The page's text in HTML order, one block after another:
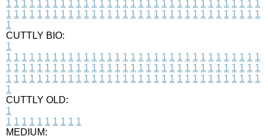
1 1 1 1 1 1 1 1 1 1 1 1 1 1 1 1 1 1 1 1 1 1 1 1 1 1 1 1 1 1 1 1 1
1 1 1 1 1 1 1 1 1 1 1 1 1 1 1 1 1 1 1 1 1 1 1 1 1 1 1 1 1 1 1 1 1
1
CUTTLY BIO:
1
1 1 1 1 1 1 1 1 1 1 1 1 1 1 1 1 1 1 1 1 1 1 1 1 1 1 1 1 1 1 1 1 1
1 1 1 1 1 1 1 1 1 1 1 1 1 1 1 1 1 1 1 1 1 1 1 1 1 1 1 1 1 1 1 1 1
1 1 1 1 1 1 1 1 1 1 1 1 1 1 1 1 1 1 1 1 1 1 1 1 1 1 1 1 1 1 1 1 1
1
CUTTLY OLD:
1
1 1 1 1 1 1 1 1 1 1
MEDIUM: